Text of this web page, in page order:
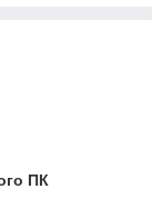
ПК